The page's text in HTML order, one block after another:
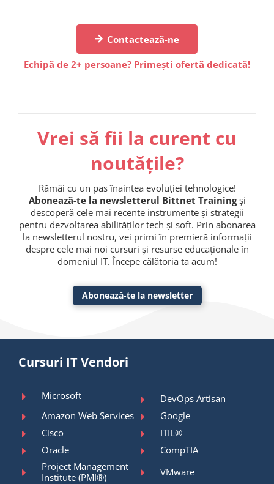
Contactează-ne
Echipă de 2+ persoane? Primești ofertă dedicată!
Vrei să fii la curent cu
noutățile?
Rămâi cu un pas înaintea evoluției tehnologice!
Abonează-te la newsletterul Bittnet Trainingși
descoperă cele mai recente instrumente și strategii
pentru dezvoltarea abilităților tech și soft. Prin abonarea
la newsletterul nostru, vei primi în premieră informații
despre cele mai noi cursuri și resurse educaționale în
domeniul IT. Începe călătoria ta acum!
Abonează-te la newsletter
Cursuri IT Vendori
Microsoft
DevOps Artisan
Amazon Web Services
Google
Cisco
ITIL®
Oracle
CompTIA
Project Management
Institute (PMI®)
VMware